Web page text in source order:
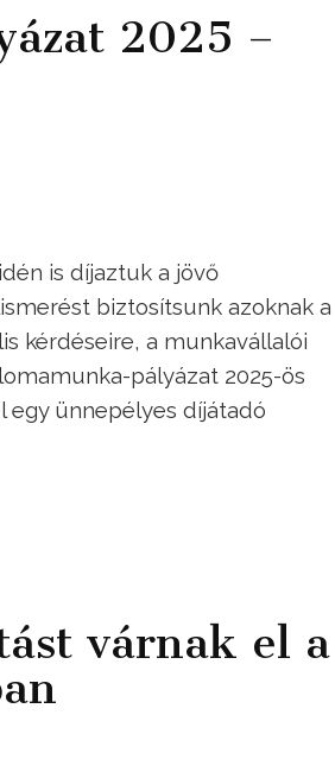
2025 –
is díjaztuk a jövő
biztosítsunk azoknak a
kérdéseire, a munkavállalói
pályázat 2025-ös
egy ünnepélyes díjátadó
várnak el a